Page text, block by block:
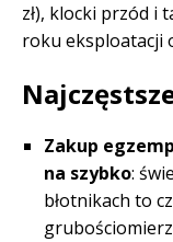
zł), klocki przód i
roku eksploatacji
Zakup
na szybko:
błotnikach to